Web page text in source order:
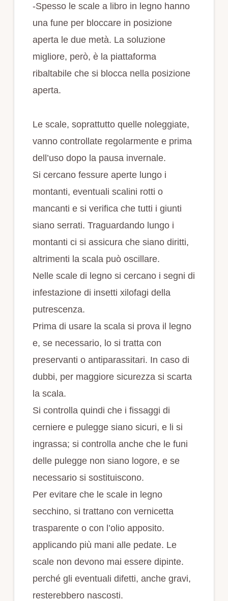
-Spesso le scale a libro in legno hanno
una fune per bloccare in posizione
aperta le due metà. La soluzione
migliore, però, è la piattaforma
ribaltabile che si blocca nella posizione
aperta.
Le scale, soprattutto quelle noleggiate,
vanno controllate regolarmente e prima
dell’uso dopo la pausa invernale.
Si cercano fessure aperte lungo i
montanti, eventuali scalini rotti o
mancanti e si verifica che tutti i giunti
siano serrati. Traguardando lungo i
montanti ci si assicura che siano diritti,
altrimenti la scala può oscillare.
Nelle scale di legno si cercano i segni di
infestazione di insetti xilofagi della
putrescenza.
Prima di usare la scala si prova il legno
e, se necessario, lo si tratta con
preservanti o antiparassitari. In caso di
dubbi, per maggiore sicurezza si scarta
la scala.
Si controlla quindi che i fissaggi di
cerniere e pulegge siano sicuri, e li si
ingrassa; si controlla anche che le funi
delle pulegge non siano logore, e se
necessario si sostituiscono.
Per evitare che le scale in legno
secchino, si trattano con vernicetta
trasparente o con l’olio apposito.
applicando più mani alle pedate. Le
scale non devono mai essere dipinte.
perché gli eventuali difetti, anche gravi,
resterebbero nascosti.